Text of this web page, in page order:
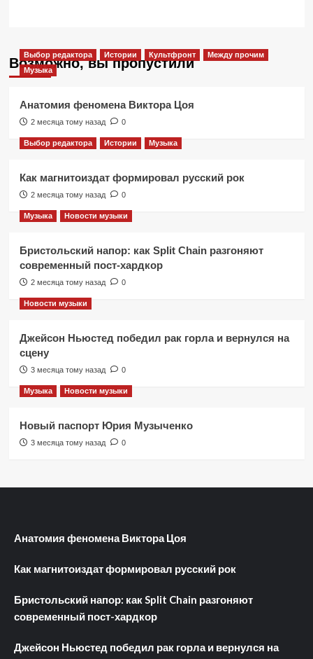
Возможно, вы пропустили
Выбор редактора Истории Культфронт
Между прочим
Музыка
Анатомия феномена Виктора Цоя
2 месяца тому назад 0
Выбор редактора Истории Музыка
Как магнитоиздат формировал русский рок
2 месяца тому назад 0
Музыка Новости музыки
Бристольский напор: как Split Chain разгоняют
современный пост-хардкор
2 месяца тому назад 0
Новости музыки
Джейсон Ньюстед победил рак горла и вернулся на
сцену
3 месяца тому назад 0
Музыка Новости музыки
Новый паспорт Юрия Музыченко
3 месяца тому назад 0
Анатомия феномена Виктора Цоя
Как магнитоиздат формировал русский рок
Бристольский напор: как Split Chain разгоняют
современный пост-хардкор
Джейсон Ньюстед победил рак горла и вернулся на